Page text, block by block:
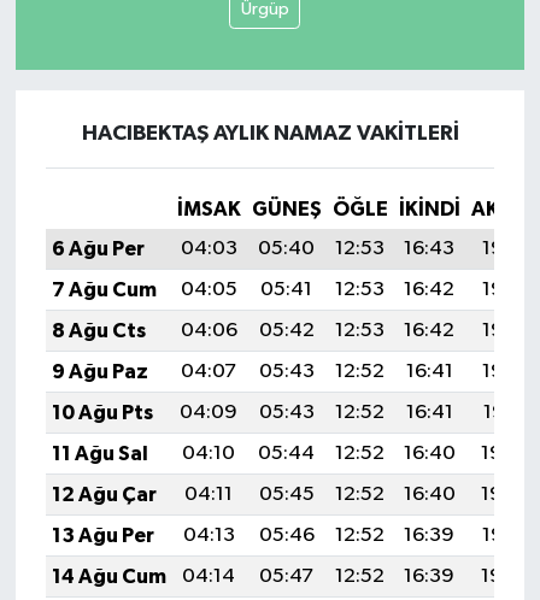
Ürgüp
HACIBEKTAŞ AYLIK NAMAZ VAKITLERI
İMSAK GÜNEŞ ÖĞLE İKINDI
6 Ağu Per
04:03 05:40 12:53 16:43
19:56
7 Ağu Cum
04:05 05:41 12:53 16:42
19:55
8 Ağu Cts
04:06 05:42 12:53 16:42
19:53
9 Ağu Paz
04:07 05:43 12:52 16:41
19:52
10 Ağu Pts
04:09 05:43 12:52 16:41
19:51
11 Ağu Sal
04:10 05:44 12:52 16:40
19:50
12 Ağu Çar
04:11 05:45 12:52 16:40
19:49
13 Ağu Per
04:13 05:46 12:52 16:39
19:47
14 Ağu Cum
04:14 05:47 12:52 16:39
19:46